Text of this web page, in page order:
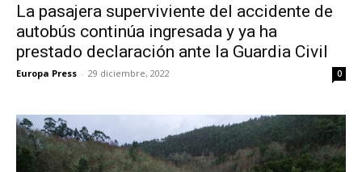
La pasajera superviviente del accidente de
autobús continúa ingresada y ya ha
prestado declaración ante la Guardia Civil
Europa Press - 29 diciembre, 2022 0